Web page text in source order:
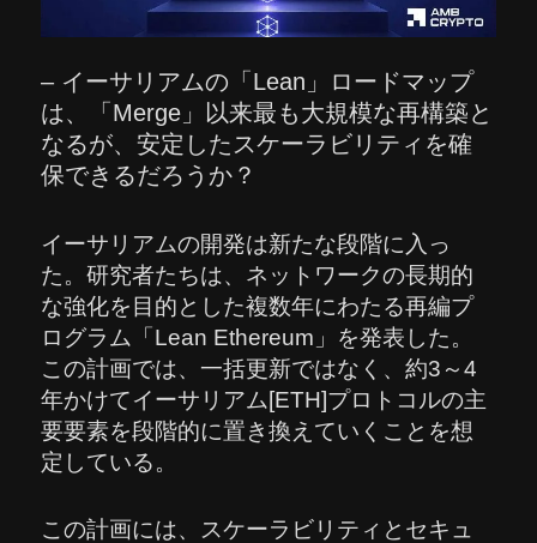
– イーサリアムの「Lean」ロードマップ
は、「Merge」以来最も大規模な再構築と
なるが、安定したスケーラビリティを確
保できるだろうか？
イーサリアムの開発は新たな段階に入っ
た。研究者たちは、ネットワークの長期的
な強化を目的とした複数年にわたる再編プ
ログラム「Lean Ethereum」を発表した。
この計画では、一括更新ではなく、約3～4
年かけてイーサリアム[ETH]プロトコルの主
要要素を段階的に置き換えていくことを想
定している。
この計画には、スケーラビリティとセキュ